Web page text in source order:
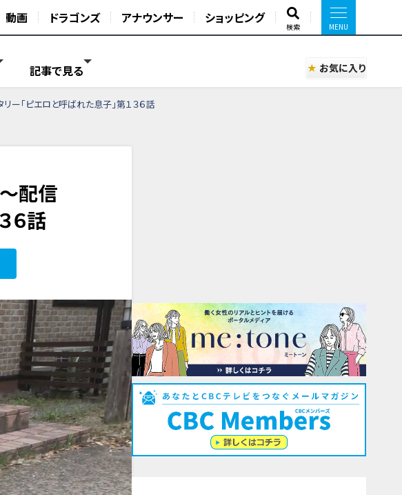
動画 ドラゴンズ アナウンサー ショッピング
検索
記事で見る お気に入り
「ピエロと呼ばれた息子」第１３６話
配信
６話